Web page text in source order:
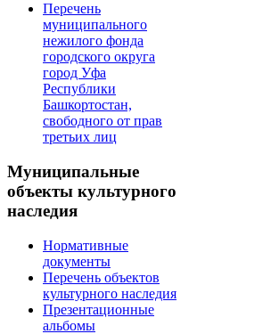
Перечень
муниципального
нежилого фонда
городского округа
город Уфа
Республики
Башкортостан,
свободного от прав
третьих лиц
Муниципальные
объекты культурного
наследия
Нормативные
документы
Перечень объектов
культурного наследия
Презентационные
альбомы